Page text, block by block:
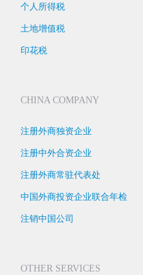
个人所得税
土地增值税
印花税
CHINA COMPANY
注册外商独资企业
注册中外合资企业
注册外商常驻代表处
中国外商投资企业联合年检
注销中国公司
OTHER SERVICES